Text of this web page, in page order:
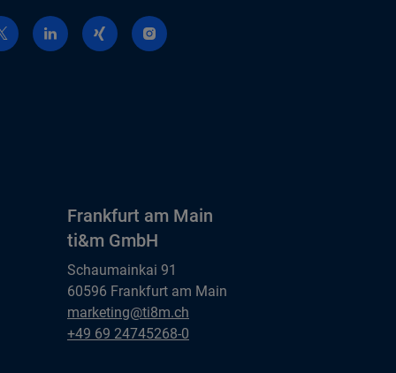
Frankfurt am Main
ti&m GmbH
Schaumainkai 91
60596 Frankfurt am Main
Frankfurt am Main
ti&m GmbH
marketing@ti8m.ch
Frankfurt am Main
+49 69 24745268-0